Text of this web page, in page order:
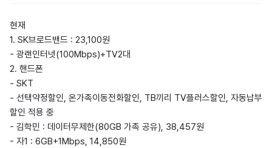
현재
1. SK브로드밴드 : 23,100원
- 광랜인터넷(100Mbps)+TV2대
2. 핸드폰
- SKT
- 선택약정할인, 온가족이동전화할인, TB끼리 TV플러스할인, 자동납부
할인 적용 중
- 김학민 : 데이터무제한(80GB 가족 공유), 38,457원
- 자1 : 6GB+1Mbps, 14,850원